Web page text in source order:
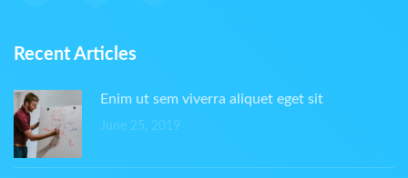
Recent Articles
Enim ut sem viverra aliquet eget sit
June 25, 2019